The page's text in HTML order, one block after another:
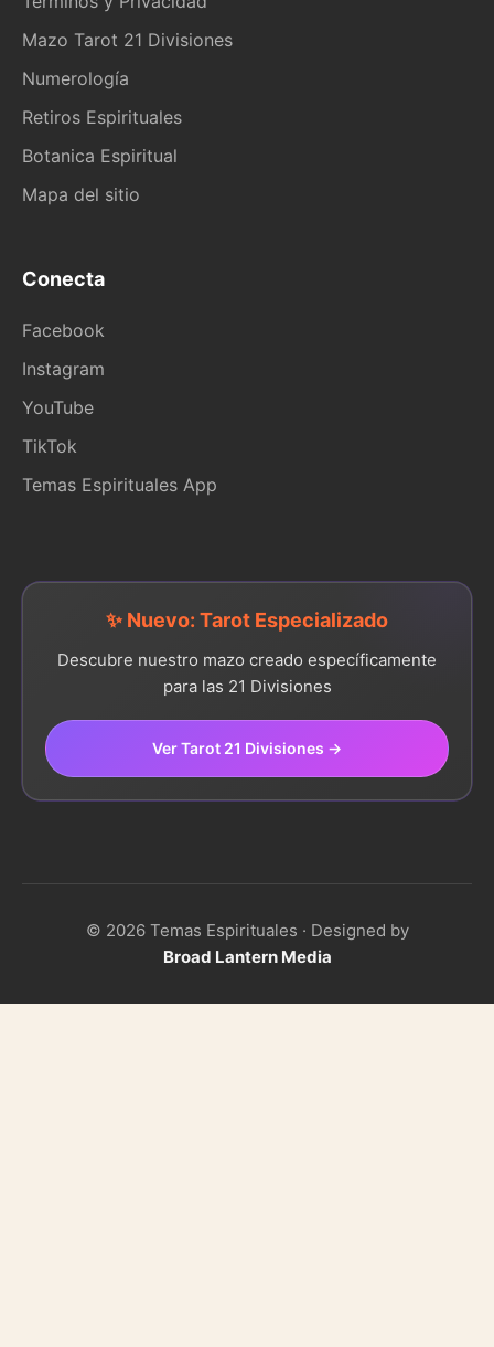
Mazo Tarot 21 Divisiones
Numerología
Retiros Espirituales
Botanica Espiritual
Mapa del sitio
Conecta
Facebook
Instagram
YouTube
TikTok
Temas Espirituales App
✨ Nuevo: Tarot Especializado
Descubre nuestro mazo creado específicamente
para las 21 Divisiones
Ver Tarot 21 Divisiones →
© 2026 Temas Espirituales · Designed by
Broad Lantern Media